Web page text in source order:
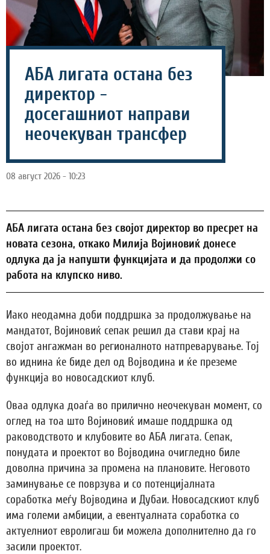
АБА лигата остана без
директор -
досегашниот направи
неочекуван трансфер
08 август 2026 - 10:23
АБА лигата остана без својот директор во пресрет на
новата сезона, откако Милија Војиновиќ донесе
одлука да ја напушти функцијата и да продолжи со
работа на клупско ниво.
Иако неодамна доби поддршка за продолжување на
мандатот, Војиновиќ сепак решил да стави крај на
својот ангажман во регионалното натпреварување. Тој
во иднина ќе биде дел од Војводина и ќе преземе
функција во новосадскиот клуб.
Оваа одлука доаѓа во прилично неочекуван момент, со
оглед на тоа што Војиновиќ имаше поддршка од
раководството и клубовите во АБА лигата. Сепак,
понудата и проектот во Војводина очигледно биле
доволна причина за промена на плановите. Неговото
заминување се поврзува и со потенцијалната
соработка меѓу Војводина и Дубаи. Новосадскиот клуб
има големи амбиции, а евентуалната соработка со
актуелниот евролигаш би можела дополнително да го
засили проектот.